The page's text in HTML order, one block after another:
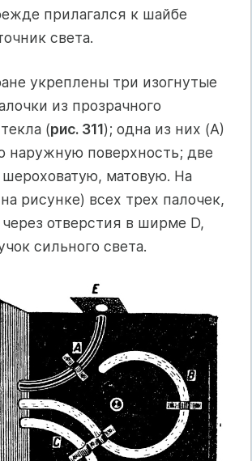
прилагался к шайбе
света.
укреплены три изогнутые
из прозрачного
(рис. 311); одна из них (А)
наружную поверхность; две
матовую. На
рисунке) всех трех палочек,
отверстия в ширме D,
сильного света.